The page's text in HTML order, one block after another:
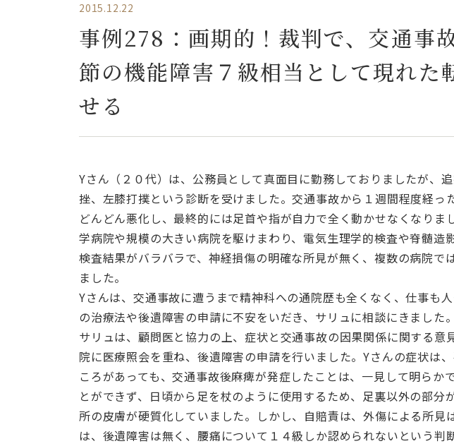
2015.12.22
事例278：画期的！裁判で、交通事
節の機能障害７級相当として現れた
せる
Yさん（２０代）は、公務員として真面目に勤務しておりましたが、
挫、左膝打撲という診断を受けました。交通事故から１週間程度経っ
どんどん悪化し、最終的には足首や指が自力で全く動かせなくなりま
学病院や規模の大きい病院を駆けまわり、電気生理学的検査や脊髄造
検査結果がバラバラで、神経損傷の明確な所見が無く、複数の病院で
ました。
Yさんは、交通事故に遭うまで精神科への通院歴も全くなく、仕事も
の治療法や後遺障害の申請に不安をいだき、サリュに相談にきました。
サリュは、顧問医と協力の上、症状と交通事故の因果関係に関する意
院に医療照会を重ね、後遺障害の申請を行いました。Yさんの症状は
ころがあっても、交通事故後麻痺が発症したことは、一見して明らか
とができず、日頃から足を杖のように使用するため、足裏以外の部分
所の皮膚が硬質化していました。しかし、自賠責は、外傷による所見
は、後遺障害は無く、腰痛について１４級しか認められないという判